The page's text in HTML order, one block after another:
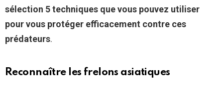
sélection 5 techniques que vous pouvez utiliser
pour vous protéger efficacement contre ces
prédateurs.
Reconnaître les frelons asiatiques